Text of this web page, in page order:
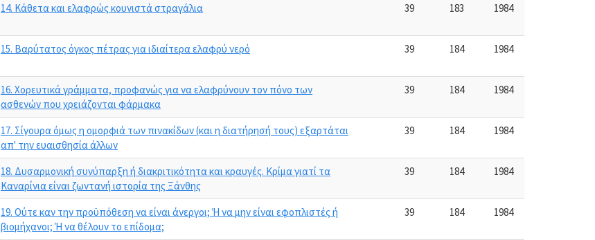
14. Κάθετα και ελαφρώς κουνιστά στραγάλια 39 183 1984
15. Βαρύτατος όγκος πέτρας για ιδιαίτερα ελαφρύ νερό 39 184 1984
16. Χορευτικά γράμματα, προφανώς για να ελαφρύνουν τον πόνο των
ασθενών που χρειάζονται φάρμακα
39 184 1984
17. Σίγουρα όμως η ομορφιά των πινακίδων (και η διατήρησή τους) εξαρτάται
απ' την ευαισθησία άλλων
39 184 1984
18. Δυσαρμονική συνύπαρξη ή διακριτικότητα και κραυγές. Κρίμα γιατί τα
Καναρίνια είναι ζωντανή ιστορία της Ξάνθης
39 184 1984
19. Ούτε καν την προϋπόθεση να είναι άνεργοι; Ή να μην είναι εφοπλιστές ή
βιομήχανοι; Ή να θέλουν το επίδομα;
39 184 1984